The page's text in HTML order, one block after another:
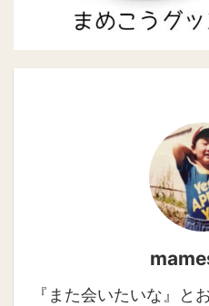
『また会いたいな』と